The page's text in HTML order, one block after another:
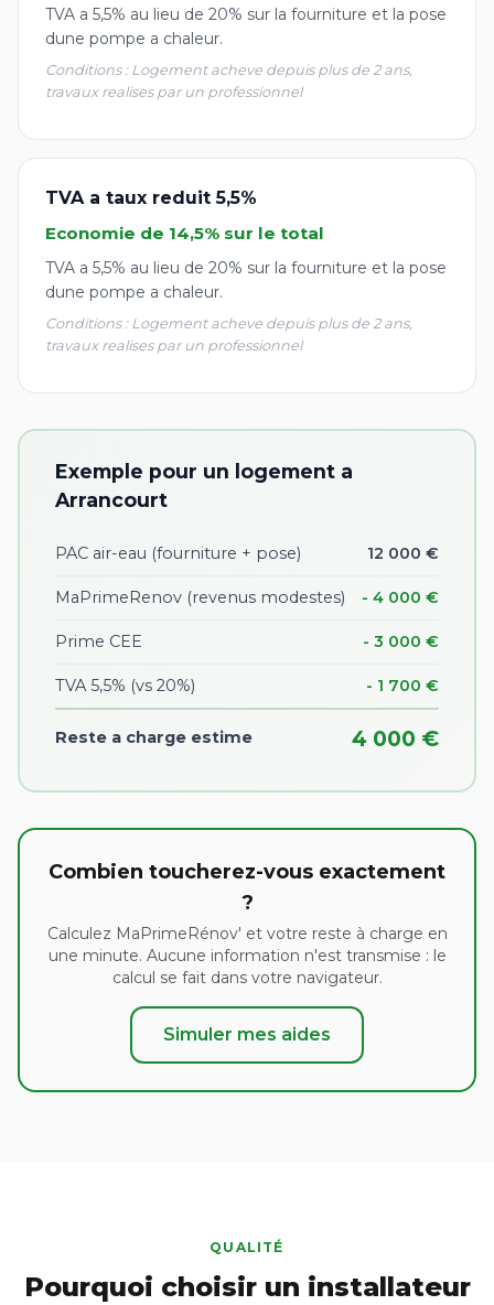
TVA a 5,5% au lieu de 20% sur la fourniture et la pose
dune pompe a chaleur.
Conditions : Logement acheve depuis plus de 2 ans,
travaux realises par un professionnel
TVA a taux reduit 5,5%
Economie de 14,5% sur le total
TVA a 5,5% au lieu de 20% sur la fourniture et la pose
dune pompe a chaleur.
Conditions : Logement acheve depuis plus de 2 ans,
travaux realises par un professionnel
Exemple pour un logement a
Arrancourt
PAC air-eau (fourniture + pose) 12 000 €
MaPrimeRenov (revenus modestes) - 4 000 €
Prime CEE - 3 000 €
TVA 5,5% (vs 20%) - 1 700 €
Reste a charge estime 4 000 €
Combien toucherez-vous exactement
?
Calculez MaPrimeRénov' et votre reste à charge en
une minute. Aucune information n'est transmise : le
calcul se fait dans votre navigateur.
Simuler mes aides
QUALITÉ
Pourquoi choisir un installateur